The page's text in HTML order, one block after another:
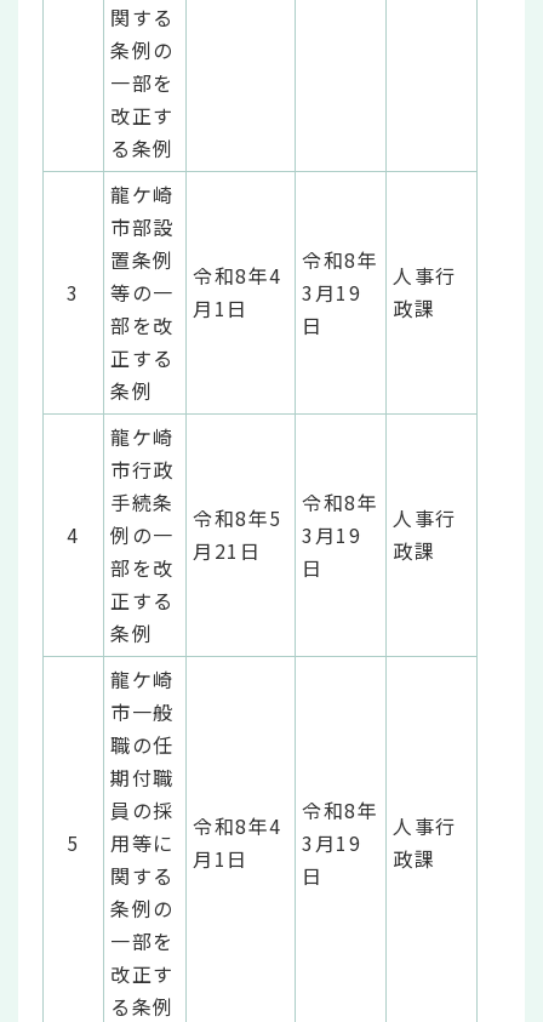
関する
条例の
一部を
改正す
る条例
3
龍ケ崎
市部設
置条例
等の一
部を改
正する
条例
令和8年4
月1日
令和8年
3月19
日
人事行
政課
4
龍ケ崎
市行政
手続条
例の一
部を改
正する
条例
令和8年5
月21日
令和8年
3月19
日
人事行
政課
5
龍ケ崎
市一般
職の任
期付職
員の採
用等に
関する
条例の
一部を
改正す
る条例
令和8年4
月1日
令和8年
3月19
日
人事行
政課